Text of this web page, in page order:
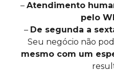
– Atendimento
pelo
– De segunda a
Seu negócio não
mesmo com um